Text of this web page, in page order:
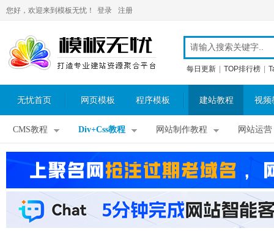
您好，欢迎来到模板无忧！ 登录 注册
每日更新 TOP排行榜
无忧首页 网页模板 程序模板 建站教程 视频
CMS教程 Div+Css教程 网站制作教程 网站运营